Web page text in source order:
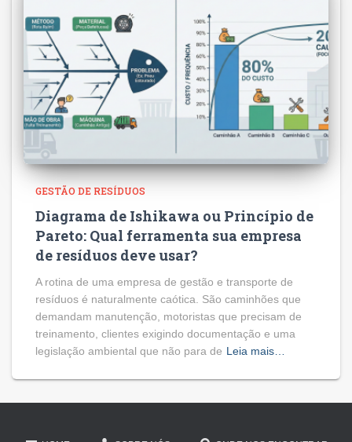
GESTÃO DE RESÍDUOS
Diagrama de Ishikawa ou Princípio de
Pareto: Qual ferramenta sua empresa
de resíduos deve usar?
A rotina de uma empresa de gestão e transporte de
resíduos é naturalmente caótica. São caminhões que
demandam manutenção, motoristas que precisam de
treinamento, clientes exigindo documentação e uma
legislação ambiental que não para de Leia mais…